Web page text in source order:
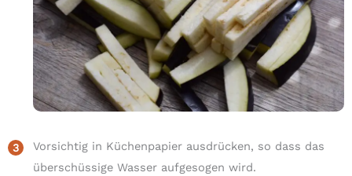
Vorsichtig in Küchenpapier ausdrücken, so dass das
überschüssige Wasser aufgesogen wird.